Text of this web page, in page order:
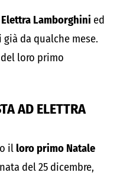
Lamborghini ed
da qualche mese.
loro primo
AD ELETTRA
illoro primo Natale
del 25 dicembre,